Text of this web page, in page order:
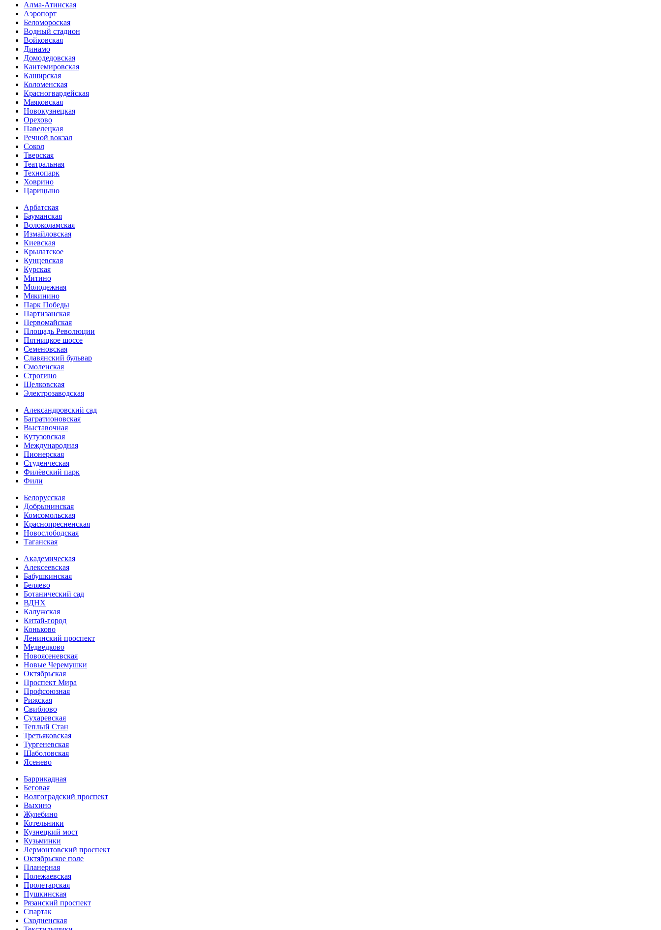
Алма-Атинская
Аэропорт
Беломороская
Водный стадион
Войковская
Динамо
Домоде­довская
Кантеми­ровская
Каширская
Коломенская
Красногвар­дейская
Маяковская
Новокузнецкая
Орехово
Павелецкая
Речной вокзал
Сокол
Тверская
Театральная
Технопарк
Ховрино
Царицыно
Арбатская
Бауманская
Волоколамская
Измайловская
Киевская
Крылатское
Кунцевская
Курская
Митино
Молодежная
Мякинино
Парк Победы
Партизанская
Первомайская
Площадь Революции
Пятницкое шоссе
Семеновская
Славянский бульвар
Смоленская
Строгино
Щелковская
Электро­заводская
Александ­ровский сад
Багратионовская
Выставочная
Кутузовская
Международная
Пионерская
Студенческая
Филёвский парк
Фили
Белорусская
Добрынинская
Комсо­мольская
Краснопресненская
Новослободская
Таганская
Академическая
Алексеевская
Бабушкинская
Беляево
Ботанический сад
ВДНХ
Калужская
Китай-город
Коньково
Ленинский проспект
Медведково
Новоясе­невская
Новые Черемушки
Октябрьская
Проспект Мира
Профсоюзная
Рижская
Свиблово
Сухаревская
Теплый Стан
Третьяковская
Тургеневская
Шаболовская
Ясенево
Баррикадная
Беговая
Волгоградский проспект
Выхино
Жулебино
Котельники
Кузнецкий мост
Кузьминки
Лермонтовский проспект
Октябрьское поле
Планерная
Полежаевская
Пролетарская
Пушкинская
Рязанский проспект
Спартак
Сходненская